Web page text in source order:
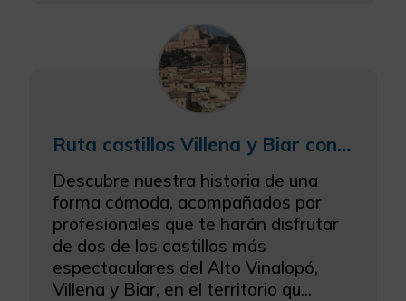
Ruta castillos Villena y Biar con bodega
Descubre nuestra historia de una
forma cómoda, acompañados por
profesionales que te harán disfrutar
de dos de los castillos más
espectaculares del Alto Vinalopó,
Villena y Biar, en el territorio qu...